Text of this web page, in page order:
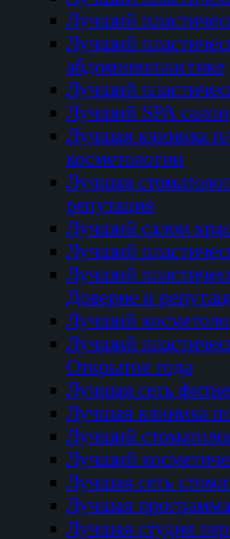
Лучший
Лучший
абдоминопластике
Лучший
Лучший SPA салон
Лучшая клиника
косметологии
Лучшая
репутация
Лучший салон
Лучший
Лучший
Доверие и
Лучший
Лучший
Открытие года
Лучшая сеть
Лучшая клиника
Лучший
Лучший
Лучшая сеть
Лучшая программа
Лучшая студия